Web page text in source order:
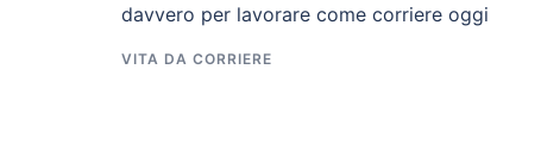
davvero per lavorare come corriere oggi
VITA DA CORRIERE